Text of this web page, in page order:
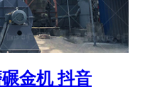
金机 抖音